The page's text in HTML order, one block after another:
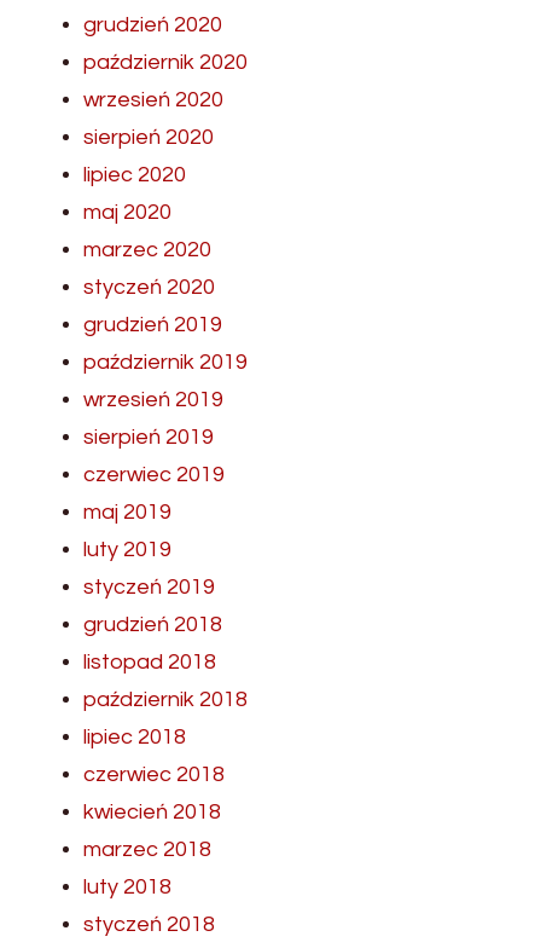
grudzień 2020
październik 2020
wrzesień 2020
sierpień 2020
lipiec 2020
maj 2020
marzec 2020
styczeń 2020
grudzień 2019
październik 2019
wrzesień 2019
sierpień 2019
czerwiec 2019
maj 2019
luty 2019
styczeń 2019
grudzień 2018
listopad 2018
październik 2018
lipiec 2018
czerwiec 2018
kwiecień 2018
marzec 2018
luty 2018
styczeń 2018